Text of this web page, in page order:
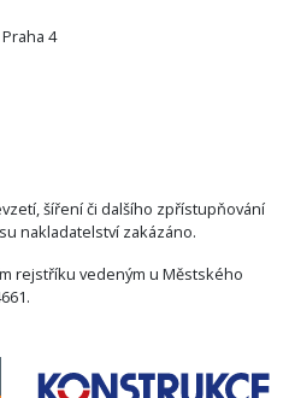
4
šíření či dalšího zpřístupňování
nakladatelství zakázáno.
rejstříku vedeným u Městského